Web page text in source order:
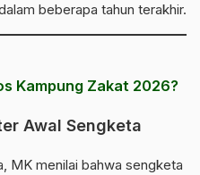
beberapa tahun terakhir.
Kampung Zakat 2026?
Awal Sengketa
MK menilai bahwa sengketa